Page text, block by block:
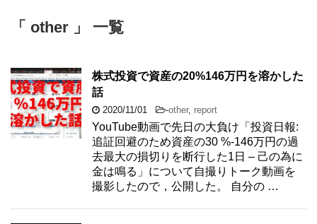
「 other 」 一覧
株式投資で資産の20%146万円を溶かした
話
2020/11/01 -other, report
YouTube動画で先日の大負け「投資日報:
追証回避のため資産の30 %-146万円の過
去最大の損切りを断行した1日 – 己の為に
金は鳴る」について自撮りトーク動画を
撮影したので，公開した。 自分の …